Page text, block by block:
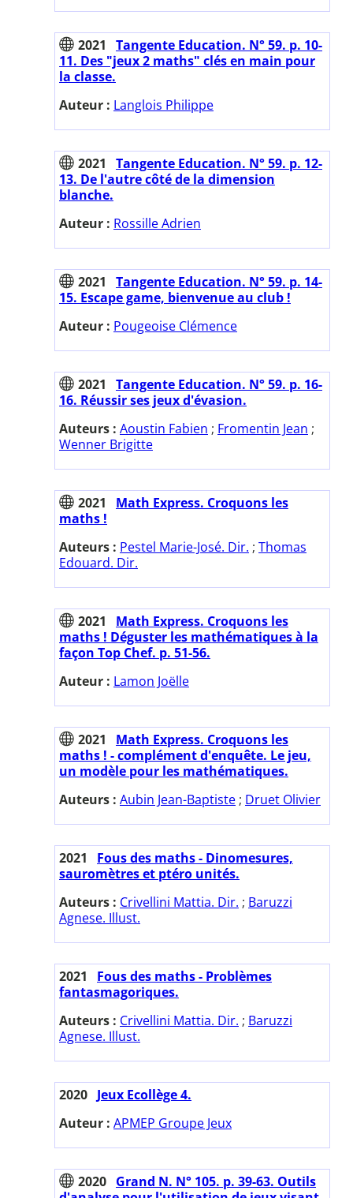
2021
Tangente Education. N° 59. p. 10-
11. Des "jeux 2 maths" clés en main pour
la classe.
Auteur : Langlois Philippe
2021
Tangente Education. N° 59. p. 12-
13. De l'autre côté de la dimension
blanche.
Auteur : Rossille Adrien
2021
Tangente Education. N° 59. p. 14-
15. Escape game, bienvenue au club !
Auteur : Pougeoise Clémence
2021
Tangente Education. N° 59. p. 16-
16. Réussir ses jeux d'évasion.
Auteurs : Aoustin Fabien ; Fromentin Jean ;
Wenner Brigitte
2021
Math Express. Croquons les
maths !
Auteurs : Pestel Marie-José. Dir. ; Thomas
Edouard. Dir.
2021
Math Express. Croquons les
maths ! Déguster les mathématiques à la
façon Top Chef. p. 51-56.
Auteur : Lamon Joëlle
2021
Math Express. Croquons les
maths ! - complément d'enquête. Le jeu,
un modèle pour les mathématiques.
Auteurs : Aubin Jean-Baptiste ; Druet Olivier
2021
Fous des maths - Dinomesures,
sauromètres et ptéro unités.
Auteurs : Crivellini Mattia. Dir. ; Baruzzi
Agnese. Illust.
2021
Fous des maths - Problèmes
fantasmagoriques.
Auteurs : Crivellini Mattia. Dir. ; Baruzzi
Agnese. Illust.
2020 Jeux Ecollège 4.
Auteur : APMEP Groupe Jeux
2020 Grand N. N° 105. p. 39-63. Outils